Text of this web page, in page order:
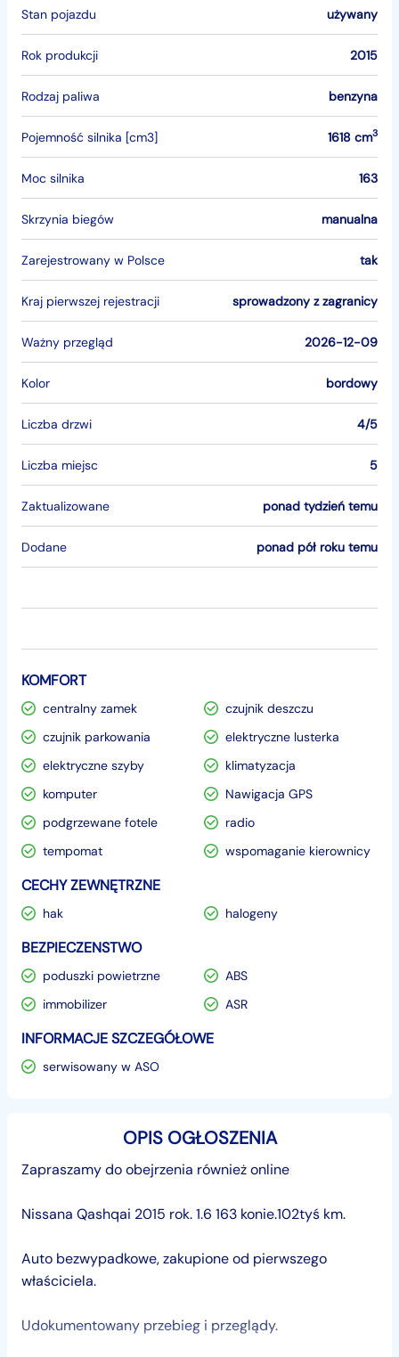
Stan pojazdu używany
Rok produkcji 2015
Rodzaj paliwa benzyna
Pojemność silnika [cm3] 1618 cm3
Moc silnika 163
Skrzynia biegów manualna
Zarejestrowany w Polsce tak
Kraj pierwszej rejestracji sprowadzony z zagranicy
Ważny przegląd 2026-12-09
Kolor bordowy
Liczba drzwi 4/5
Liczba miejsc 5
Zaktualizowane ponad tydzień temu
Dodane ponad pół roku temu
KOMFORT
centralny zamek
czujnik deszczu
czujnik parkowania
elektryczne lusterka
elektryczne szyby
klimatyzacja
komputer
Nawigacja GPS
podgrzewane fotele
radio
tempomat
wspomaganie kierownicy
CECHY ZEWNĘTRZNE
hak halogeny
BEZPIECZENSTWO
poduszki powietrzne
ABS
immobilizer
ASR
INFORMACJE SZCZEGÓŁOWE
serwisowany w ASO
OPIS OGŁOSZENIA
Zapraszamy do obejrzenia również online
Nissana Qashqai 2015 rok. 1.6 163 konie.102tyś km.
Auto bezwypadkowe, zakupione od pierwszego
właściciela.
Udokumentowany przebieg i przeglądy.